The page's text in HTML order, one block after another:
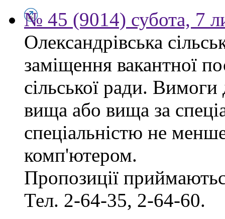
№ 45 (9014) субота, 7
Олександрівська
заміщення вакантної
сільської ради. Вимоги
вища або вища за
спеціальністю не
комп'ютером.
Пропозиції
Тел. 2-64-35, 2-64-60.